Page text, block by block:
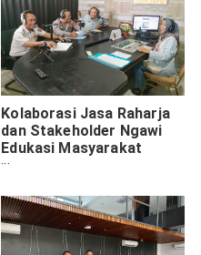
Kolaborasi Jasa Raharja
dan Stakeholder Ngawi
Edukasi Masyarakat
Lewat Gelombang Radio